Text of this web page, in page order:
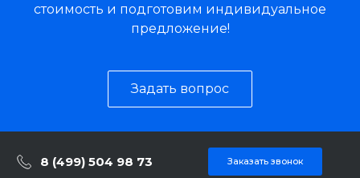
стоимость и подготовим индивидуальное
предложение!
Задать вопрос
8 (499) 504 98 73 Заказать звонок